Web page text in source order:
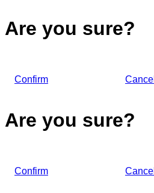
Are you sure?
Confirm Cancel
Are you sure?
Confirm Cancel